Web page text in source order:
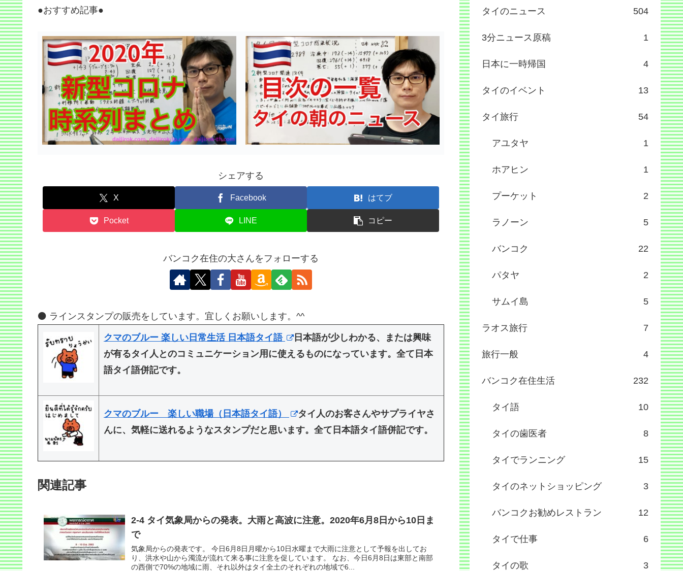
●おすすめ記事●
シェアする
X Facebook はてブ
Pocket LINE コピー
バンコク在住の大さんをフォローする
⚫️ ラインスタンプの販売をしています。宜しくお願いします。^^
クマのブルー 楽しい日常生活 日本語タイ語
日本語が少しわかる、または興味
が有るタイ人とのコミュニケーション用に使えるものになっています。全て日本
語タイ語併記です。
クマのブルー 楽しい職場（日本語タイ語）
タイ人のお客さんやサプライヤさ
んに、気軽に送れるようなスタンプだと思います。全て日本語タイ語併記です。
関連記事
2-4 タイ気象局からの発表。大雨と高波に注意。2020年6月8日から10日ま
で
気象局からの発表です。 今日6月8日月曜から10日水曜まで大雨に注意として予報を出してお
り、洪水や山から濁流が流れて来る事に注意を促しています。 なお、今日6月8日は東部と南部
の西側で70%の地域に雨、それ以外はタイ全土のそれぞれの地域で6...
タイのニュース 504
3分ニュース原稿 1
日本に一時帰国 4
タイのイベント 13
タイ旅行 54
アユタヤ 1
ホアヒン 1
プーケット 2
ラノーン 5
バンコク 22
パタヤ 2
サムイ島 5
ラオス旅行 7
旅行一般 4
バンコク在住生活 232
タイ語 10
タイの歯医者 8
タイでランニング 15
タイのネットショッピング 3
バンコクお勧めレストラン 12
タイで仕事 6
タイの歌 3